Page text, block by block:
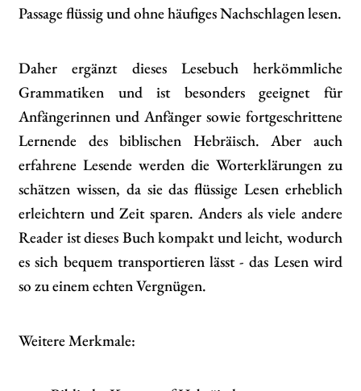
Passage flüssig und ohne häufiges Nachschlagen lesen.
Daher ergänzt dieses Lesebuch herkömmliche
Grammatiken und ist besonders geeignet für
Anfängerinnen und Anfänger sowie fortgeschrittene
Lernende des biblischen Hebräisch. Aber auch
erfahrene Lesende werden die Worterklärungen zu
schätzen wissen, da sie das flüssige Lesen erheblich
erleichtern und Zeit sparen. Anders als viele andere
Reader ist dieses Buch kompakt und leicht, wodurch
es sich bequem transportieren lässt - das Lesen wird
so zu einem echten Vergnügen.
Weitere Merkmale: